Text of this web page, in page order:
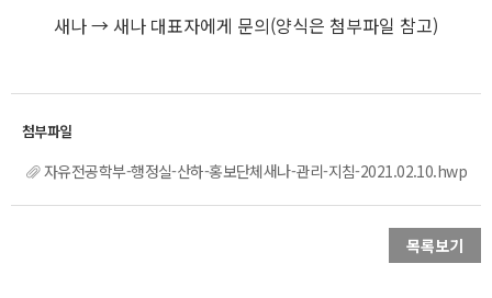
새나 → 새나 대표자에게 문의(양식은 첨부파일 참고)
자유전공학부-행정실-산하-홍보단체새나-관리-지침-2021.02.10.hwp
목록보기